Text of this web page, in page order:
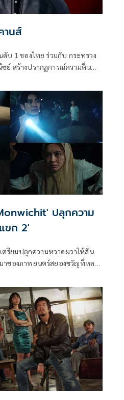
านส์
บ 1 ของไทย ร่วมกับ กระทรวง
ย์ สร้างปรากฏการณ์ความตื่น
ต์พิมุกต์ ภูวกุล หรือ แบมแบม
ปลุกความ
ขก 2'
ตรียมปลุกความหวาดผวาให้สั่น
ของภาพยนตร์สยองขวัญที่หลาย
ร์อย่างเป็นทางการ” และ “ที
ฮือฮา สร้างกระแสความหลอน